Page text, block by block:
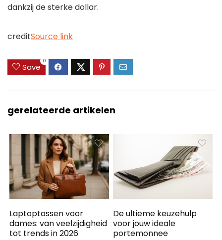
dankzij de sterke dollar.
creditSource link
Save
0
gerelateerde artikelen
Laptoptassen voor
dames: van veelzijdigheid
tot trends in 2026
De ultieme keuzehulp
voor jouw ideale
portemonnee